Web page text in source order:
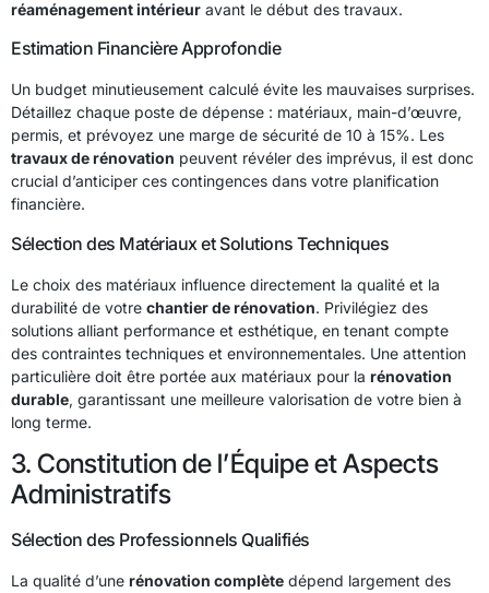
réaménagement intérieur avant le début des travaux.
Estimation Financière Approfondie
Un budget minutieusement calculé évite les mauvaises surprises.
Détaillez chaque poste de dépense : matériaux, main-d’œuvre,
permis, et prévoyez une marge de sécurité de 10 à 15%. Les
travaux de rénovation peuvent révéler des imprévus, il est donc
crucial d’anticiper ces contingences dans votre planification
financière.
Sélection des Matériaux et Solutions Techniques
Le choix des matériaux influence directement la qualité et la
durabilité de votre chantier de rénovation. Privilégiez des
solutions alliant performance et esthétique, en tenant compte
des contraintes techniques et environnementales. Une attention
particulière doit être portée aux matériaux pour la rénovation
durable, garantissant une meilleure valorisation de votre bien à
long terme.
3. Constitution de l’Équipe et Aspects
Administratifs
Sélection des Professionnels Qualifiés
La qualité d’une rénovation complète dépend largement des